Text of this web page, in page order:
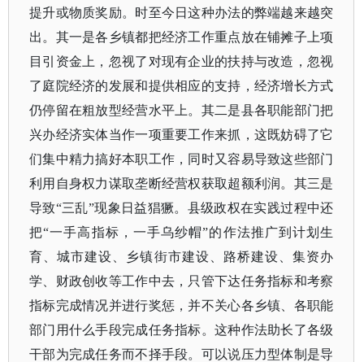
提升或物质奖励。时至今日这种办法的弊端越来越突
出。其一是各乡镇都把经济工作重点放在铺摊子上项
目引资金上，忽视了对现有企业的扶持与改造，忽视
了庭院经济的发展和提供相应的支持，经济增长方式
仍停留在粗放型经营水平上。其二是县各职能部门把
兴办经济实体当作一项重要工作来抓，这既妨碍了它
们集中精力搞好本职工作，同时又容易导致这些部门
利用自身权力谋取垄断经营权获取超额利润。其三是
导致“三乱”现象日益猖獗。县级政权在实践过程中还
把“一手高指标，一手乌纱帽”的作法推广到计划生
育、城市建设、乡镇街市建设、路桥建设、集资办
学、财政创收等工作中去，只管下达任务指标和考察
指标完成情况并进行奖惩，并不关心各乡镇、各职能
部门用什么手段完成任务指标。这种作法助长了各级
干部为完成任务而不择手段。可以说压力型体制是导